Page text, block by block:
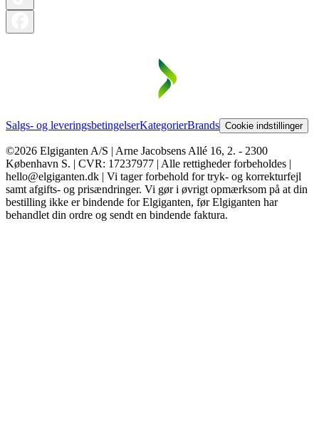
Salgs- og leveringsbetingelserKategorierBrands Cookie indstillinger
©2026 Elgiganten A/S | Arne Jacobsens Allé 16, 2. - 2300
København S. | CVR: 17237977 | Alle rettigheder forbeholdes |
hello@elgiganten.dk | Vi tager forbehold for tryk- og korrekturfejl
samt afgifts- og prisændringer. Vi gør i øvrigt opmærksom på at din
bestilling ikke er bindende for Elgiganten, før Elgiganten har
behandlet din ordre og sendt en bindende faktura.